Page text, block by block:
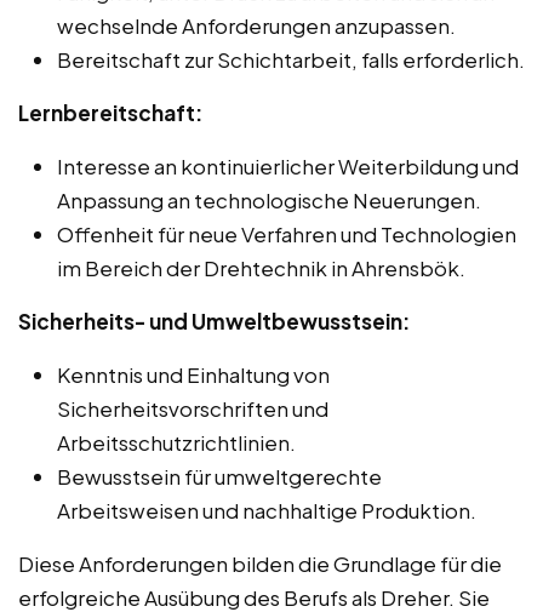
wechselnde Anforderungen anzupassen.
Bereitschaft zur Schichtarbeit, falls erforderlich.
Lernbereitschaft:
Interesse an kontinuierlicher Weiterbildung und
Anpassung an technologische Neuerungen.
Offenheit für neue Verfahren und Technologien
im Bereich der Drehtechnik in Ahrensbök.
Sicherheits- und Umweltbewusstsein:
Kenntnis und Einhaltung von
Sicherheitsvorschriften und
Arbeitsschutzrichtlinien.
Bewusstsein für umweltgerechte
Arbeitsweisen und nachhaltige Produktion.
Diese Anforderungen bilden die Grundlage für die
erfolgreiche Ausübung des Berufs als Dreher. Sie